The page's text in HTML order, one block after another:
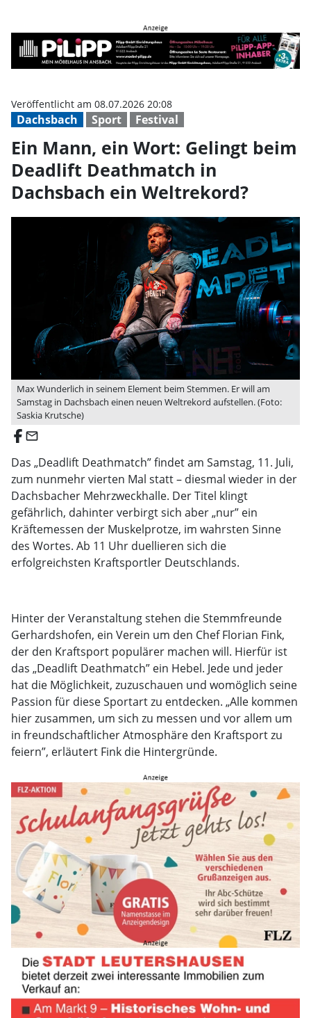
Dachsbach Sport Festival
Veröffentlicht am 08.07.2026 20:08
Ein Mann, ein Wort: Gelingt beim
Deadlift Deathmatch in
Dachsbach ein Weltrekord?
Max Wunderlich in seinem Element beim Stemmen. Er will am
Samstag in Dachsbach einen neuen Weltrekord aufstellen. (Foto:
Saskia Krutsche)
email
Das „Deadlift Deathmatch” findet am Samstag, 11. Juli,
zum nunmehr vierten Mal statt – diesmal wieder in der
Dachsbacher Mehrzweckhalle. Der Titel klingt
gefährlich, dahinter verbirgt sich aber „nur” ein
Kräftemessen der Muskelprotze, im wahrsten Sinne
des Wortes. Ab 11 Uhr duellieren sich die
erfolgreichsten Kraftsportler Deutschlands.
Hinter der Veranstaltung stehen die Stemmfreunde
Gerhardshofen, ein Verein um den Chef Florian Fink,
der den Kraftsport populärer machen will. Hierfür ist
das „Deadlift Deathmatch” ein Hebel. Jede und jeder
hat die Möglichkeit, zuzuschauen und womöglich seine
Passion für diese Sportart zu entdecken. „Alle kommen
hier zusammen, um sich zu messen und vor allem um
in freundschaftlicher Atmosphäre den Kraftsport zu
feiern”, erläutert Fink die Hintergründe.